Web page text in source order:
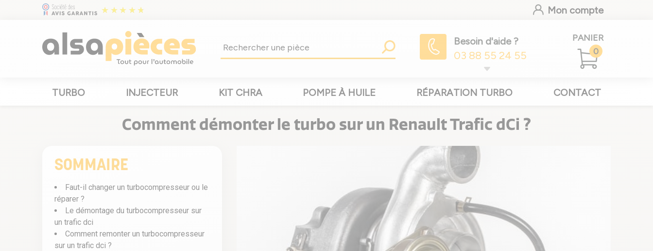
Mon compte
Besoin d'aide ?
03 88 55 24 55
PANIER
0
TURBO INJECTEUR KIT CHRA POMPE À HUILE RÉPARATION TURBO CONTACT
Comment démonter le turbo sur un Renault Trafic dCi ?
SOMMAIRE
Faut-il changer un turbocompresseur ou le
réparer ?
Le démontage du turbocompresseur sur
un trafic dci
Comment remonter un turbocompresseur
sur un trafic dci ?